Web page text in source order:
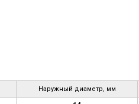
Наружный диаметр, мм